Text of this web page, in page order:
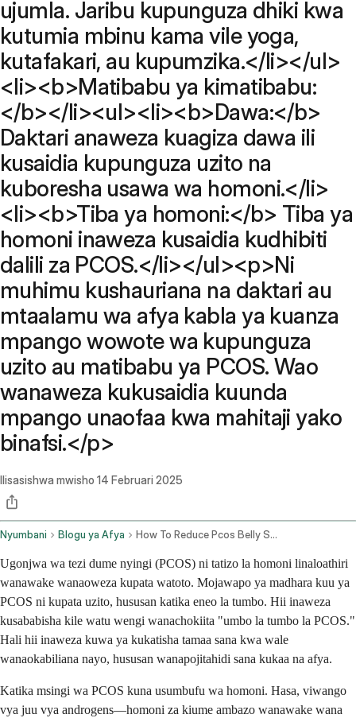
ujumla. Jaribu kupunguza dhiki kwa
kutumia mbinu kama vile yoga,
kutafakari, au kupumzika.</li></ul>
<li><b>Matibabu ya kimatibabu:
</b></li><ul><li><b>Dawa:</b>
Daktari anaweza kuagiza dawa ili
kusaidia kupunguza uzito na
kuboresha usawa wa homoni.</li>
<li><b>Tiba ya homoni:</b> Tiba ya
homoni inaweza kusaidia kudhibiti
dalili za PCOS.</li></ul><p>Ni
muhimu kushauriana na daktari au
mtaalamu wa afya kabla ya kuanza
mpango wowote wa kupunguza
uzito au matibabu ya PCOS. Wao
wanaweza kukusaidia kuunda
mpango unaofaa kwa mahitaji yako
binafsi.</p>
Ilisasishwa mwisho 14 Februari 2025
Nyumbani Blogu ya Afya How To Reduce Pcos Belly Shape
Ugonjwa wa tezi dume nyingi (PCOS) ni tatizo la homoni linaloathiri
wanawake wanaoweza kupata watoto. Mojawapo ya madhara kuu ya
PCOS ni kupata uzito, hususan katika eneo la tumbo. Hii inaweza
kusababisha kile watu wengi wanachokiita "umbo la tumbo la PCOS."
Hali hii inaweza kuwa ya kukatisha tamaa sana kwa wale
wanaokabiliana nayo, hususan wanapojitahidi sana kukaa na afya.
Katika msingi wa PCOS kuna usumbufu wa homoni. Hasa, viwango
vya juu vya androgens—homoni za kiume ambazo wanawake wana